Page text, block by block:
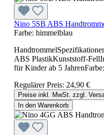
Nino 5SB ABS
Farbe: himmelblau
ABS PlastikKunststoff-
für Kinder ab 5
Regulärer Preis: 24,90 €
Preise inkl. MwSt. zzgl.
In den Warenkorb